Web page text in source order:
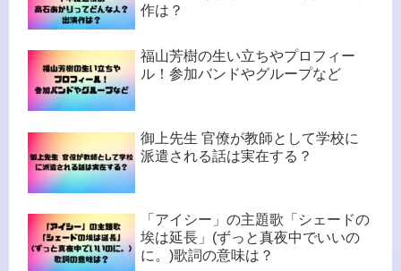
作は？
福山芳樹の生い立ちやプロフィー
ル！参加バンドやグループなど
御上先生 官僚が教師として学校に
派遣される話は実在する？
「アイシー」の主題歌「シェードの
埃は延長」(ずっと真夜中でいいの
に。)歌詞の意味は？